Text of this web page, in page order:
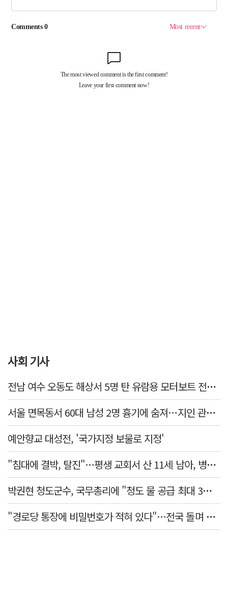
사회 기사
전남 여수 오동도 해상서 5명 탄 유람용 모터보트 전복…2명 숨져
서울 면목동서 60대 남성 2명 흉기에 숨져…지인 관계로 추정
예안향교 대성전, '국가지정 보물로 지정'
"침대에 결박, 탈진"…평생 교회서 산 11세 남아, 병원 이송 끝 숨져
박권현 청도군수, 국무총리에 "청도 물 공급 최대 3만t 늘려달라"
"경로당 통장에 비밀번호가 적혀 있다"…전국 돌며 경로당 13곳 턴 30대 구속